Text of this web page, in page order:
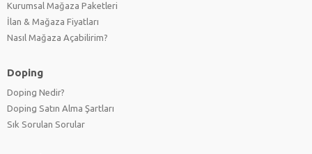
Kurumsal Mağaza Paketleri
İlan & Mağaza Fiyatları
Nasıl Mağaza Açabilirim?
Doping
Doping Nedir?
Doping Satın Alma Şartları
Sık Sorulan Sorular